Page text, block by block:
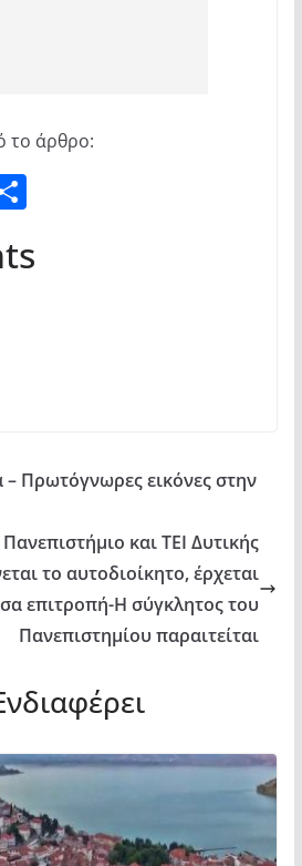
το άρθρο:
Μ
ρ
Πρωτόγνωρες εικόνες στην
και ΤΕΙ Δυτικής
το αυτοδιοίκητο, έρχεται
επιτροπή-Η σύγκλητος του
Πανεπιστημίου παραιτείται